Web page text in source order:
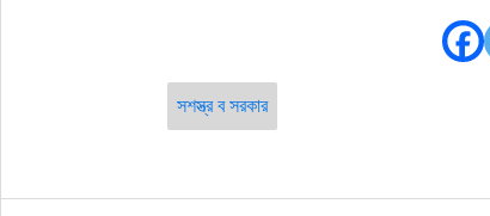
সশস্ত্র ব সরকার